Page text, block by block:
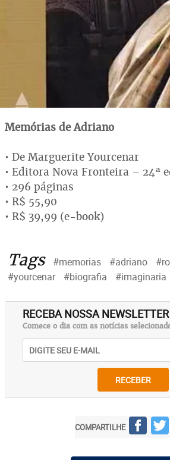
Memórias de Adriano
• De Marguerite Yourcenar
• Editora Nova Fronteira – 24ª
• 296 páginas
• R$ 55,90
• R$ 39,99 (e-book)
Tags #memorias #adriano
#yourcenar
#biografia #imaginaria
RECEBA NOSSA NEWSLETTER
Comece o dia com as notícias
RECEBER
COMPARTILHE